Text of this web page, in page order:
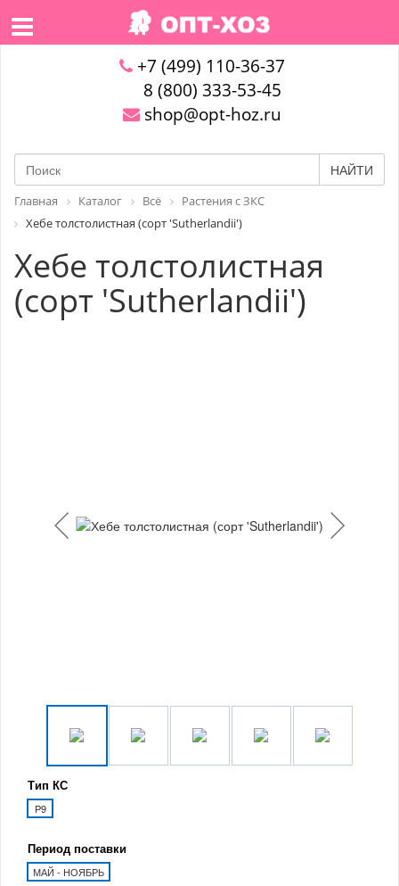
+7 (499) 110-36-37
8 (800) 333-53-45
shop@opt-hoz.ru
НАЙТИ
Главная Каталог Всё
Растения с ЗКС
Хебе толстолистная (сорт 'Sutherlandii')
Хебе толстолистная
(сорт 'Sutherlandii')
Тип КС
P9
Период поставки
МАЙ - НОЯБРЬ